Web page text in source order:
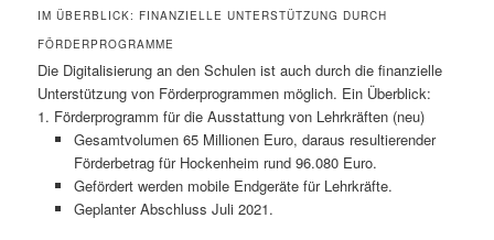
IM ÜBERBLICK: FINANZIELLE UNTERSTÜTZUNG DURCH
FÖRDERPROGRAMME
Die Digitalisierung an den Schulen ist auch durch die finanzielle
Unterstützung von Förderprogrammen möglich. Ein Überblick:
1. Förderprogramm für die Ausstattung von Lehrkräften (neu)
Gesamtvolumen 65 Millionen Euro, daraus resultierender
Förderbetrag für Hockenheim rund 96.080 Euro.
Gefördert werden mobile Endgeräte für Lehrkräfte.
Geplanter Abschluss Juli 2021.